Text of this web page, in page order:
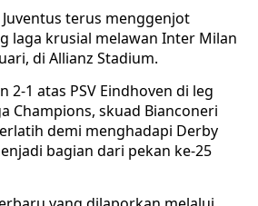
Juventus terus menggenjot
laga krusial melawan Inter Milan
di Allianz Stadium.
2-1 atas PSV Eindhoven di leg
Champions, skuad Bianconeri
demi menghadapi Derby
bagian dari pekan ke-25